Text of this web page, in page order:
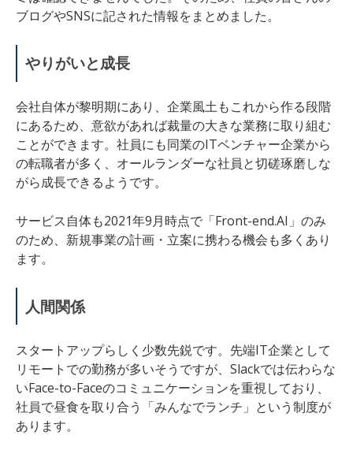
ブログやSNSに記された情報をまとめました。
やりがいと成長
会社自体が黎明期にあり、企業風土もこれから作る段階
にあるため、意欲があれば裁量の大きな業務に取り組む
ことができます。社員にも同業のITベンチャー企業から
の転職者が多く、オールランダーな社員と切磋琢磨しな
がら成長できるようです。
サービス自体も2021年9月時点で「Front-end.AI」のみ
のため、新規事業の計画・立案に携わる機会も多くあり
ます。
人間関係
スタートアップらしく少数先鋭です。先端IT企業として
リモートでの勤務が多いそうですが、Slackでは伝わらな
いFace-to-Faceのコミュニケーションを重視しており、
社員で昼食を取り合う「みんなでランチ」という制度が
あります。